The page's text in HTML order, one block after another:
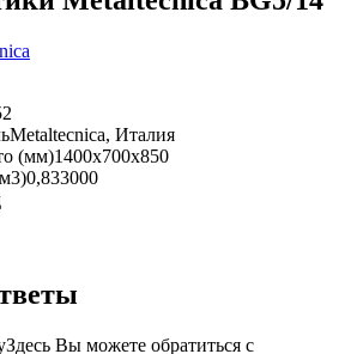
Metaltecnica, Италия
(мм)1400x700x850
0,833000
Здесь Вы можете обратиться с